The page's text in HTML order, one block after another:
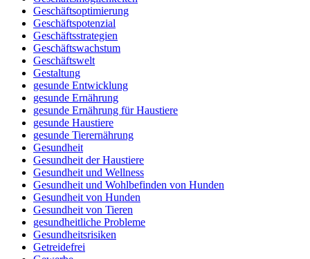
Geschäftsoptimierung
Geschäftspotenzial
Geschäftsstrategien
Geschäftswachstum
Geschäftswelt
Gestaltung
gesunde Entwicklung
gesunde Ernährung
gesunde Ernährung für Haustiere
gesunde Haustiere
gesunde Tierernährung
Gesundheit
Gesundheit der Haustiere
Gesundheit und Wellness
Gesundheit und Wohlbefinden von Hunden
Gesundheit von Hunden
Gesundheit von Tieren
gesundheitliche Probleme
Gesundheitsrisiken
Getreidefrei